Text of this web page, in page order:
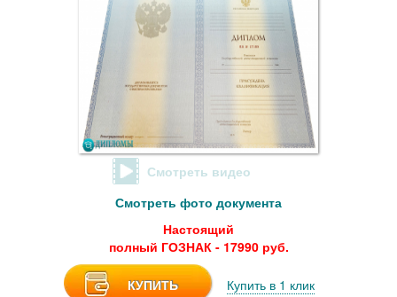
Смотреть видео
Смотреть фото документа
Настоящий
полный ГОЗНАК - 17990 руб.
КУПИТЬ Купить в 1 клик